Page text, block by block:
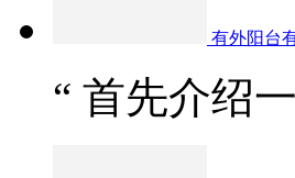
有外阳台
“ 首先介绍